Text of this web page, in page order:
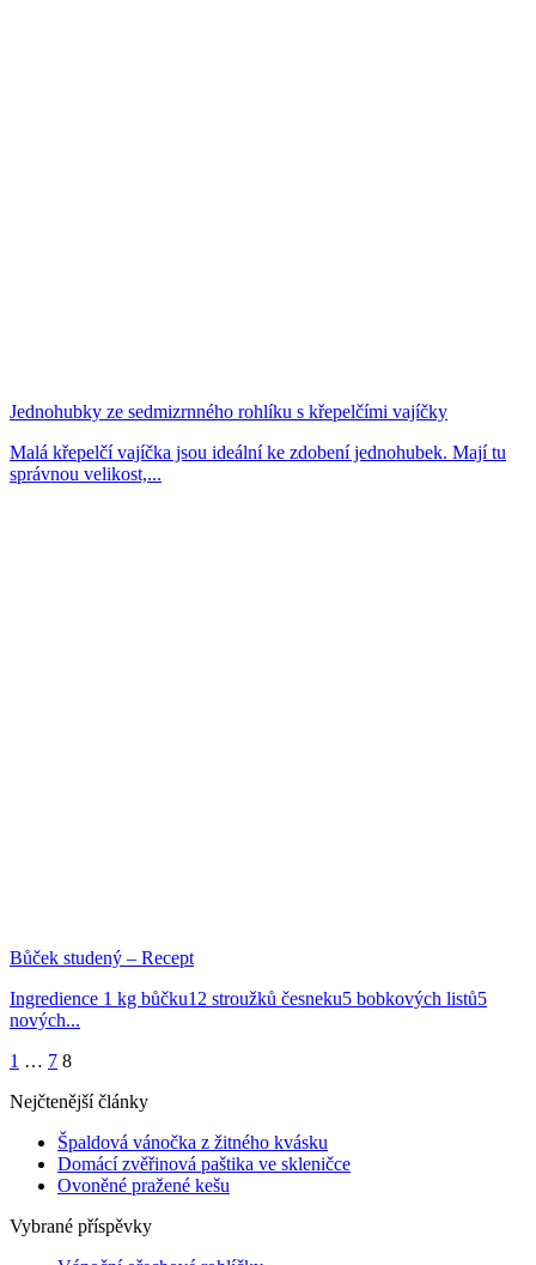
Jednohubky ze sedmizrnného rohlíku s křepelčími vajíčky
Malá křepelčí vajíčka jsou ideální ke zdobení jednohubek. Mají tu
správnou velikost,...
Bůček studený – Recept
Ingredience 1 kg bůčku12 stroužků česneku5 bobkových listů5
nových...
1 … 7 8
Nejčtenější články
Špaldová vánočka z žitného kvásku
Domácí zvěřinová paštika ve skleničce
Ovoněné pražené kešu
Vybrané příspěvky